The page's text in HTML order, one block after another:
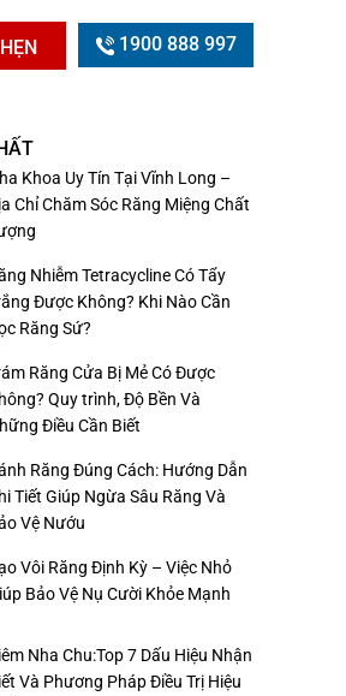
1900 888 997
Khoa Uy Tín Tại Vĩnh Long –
Chỉ Chăm Sóc Răng Miệng Chất
Nhiễm Tetracycline Có Tẩy
Được Không? Khi Nào Cần
Răng Sứ?
Răng Cửa Bị Mẻ Có Được
Quy trình, Độ Bền Và
Điều Cần Biết
Răng Đúng Cách: Hướng Dẫn
Tiết Giúp Ngừa Sâu Răng Và
Vệ Nướu
Vôi Răng Định Kỳ – Việc Nhỏ
Bảo Vệ Nụ Cười Khỏe Mạnh
Nha Chu:Top 7 Dấu Hiệu Nhận
Và Phương Pháp Điều Trị Hiệu